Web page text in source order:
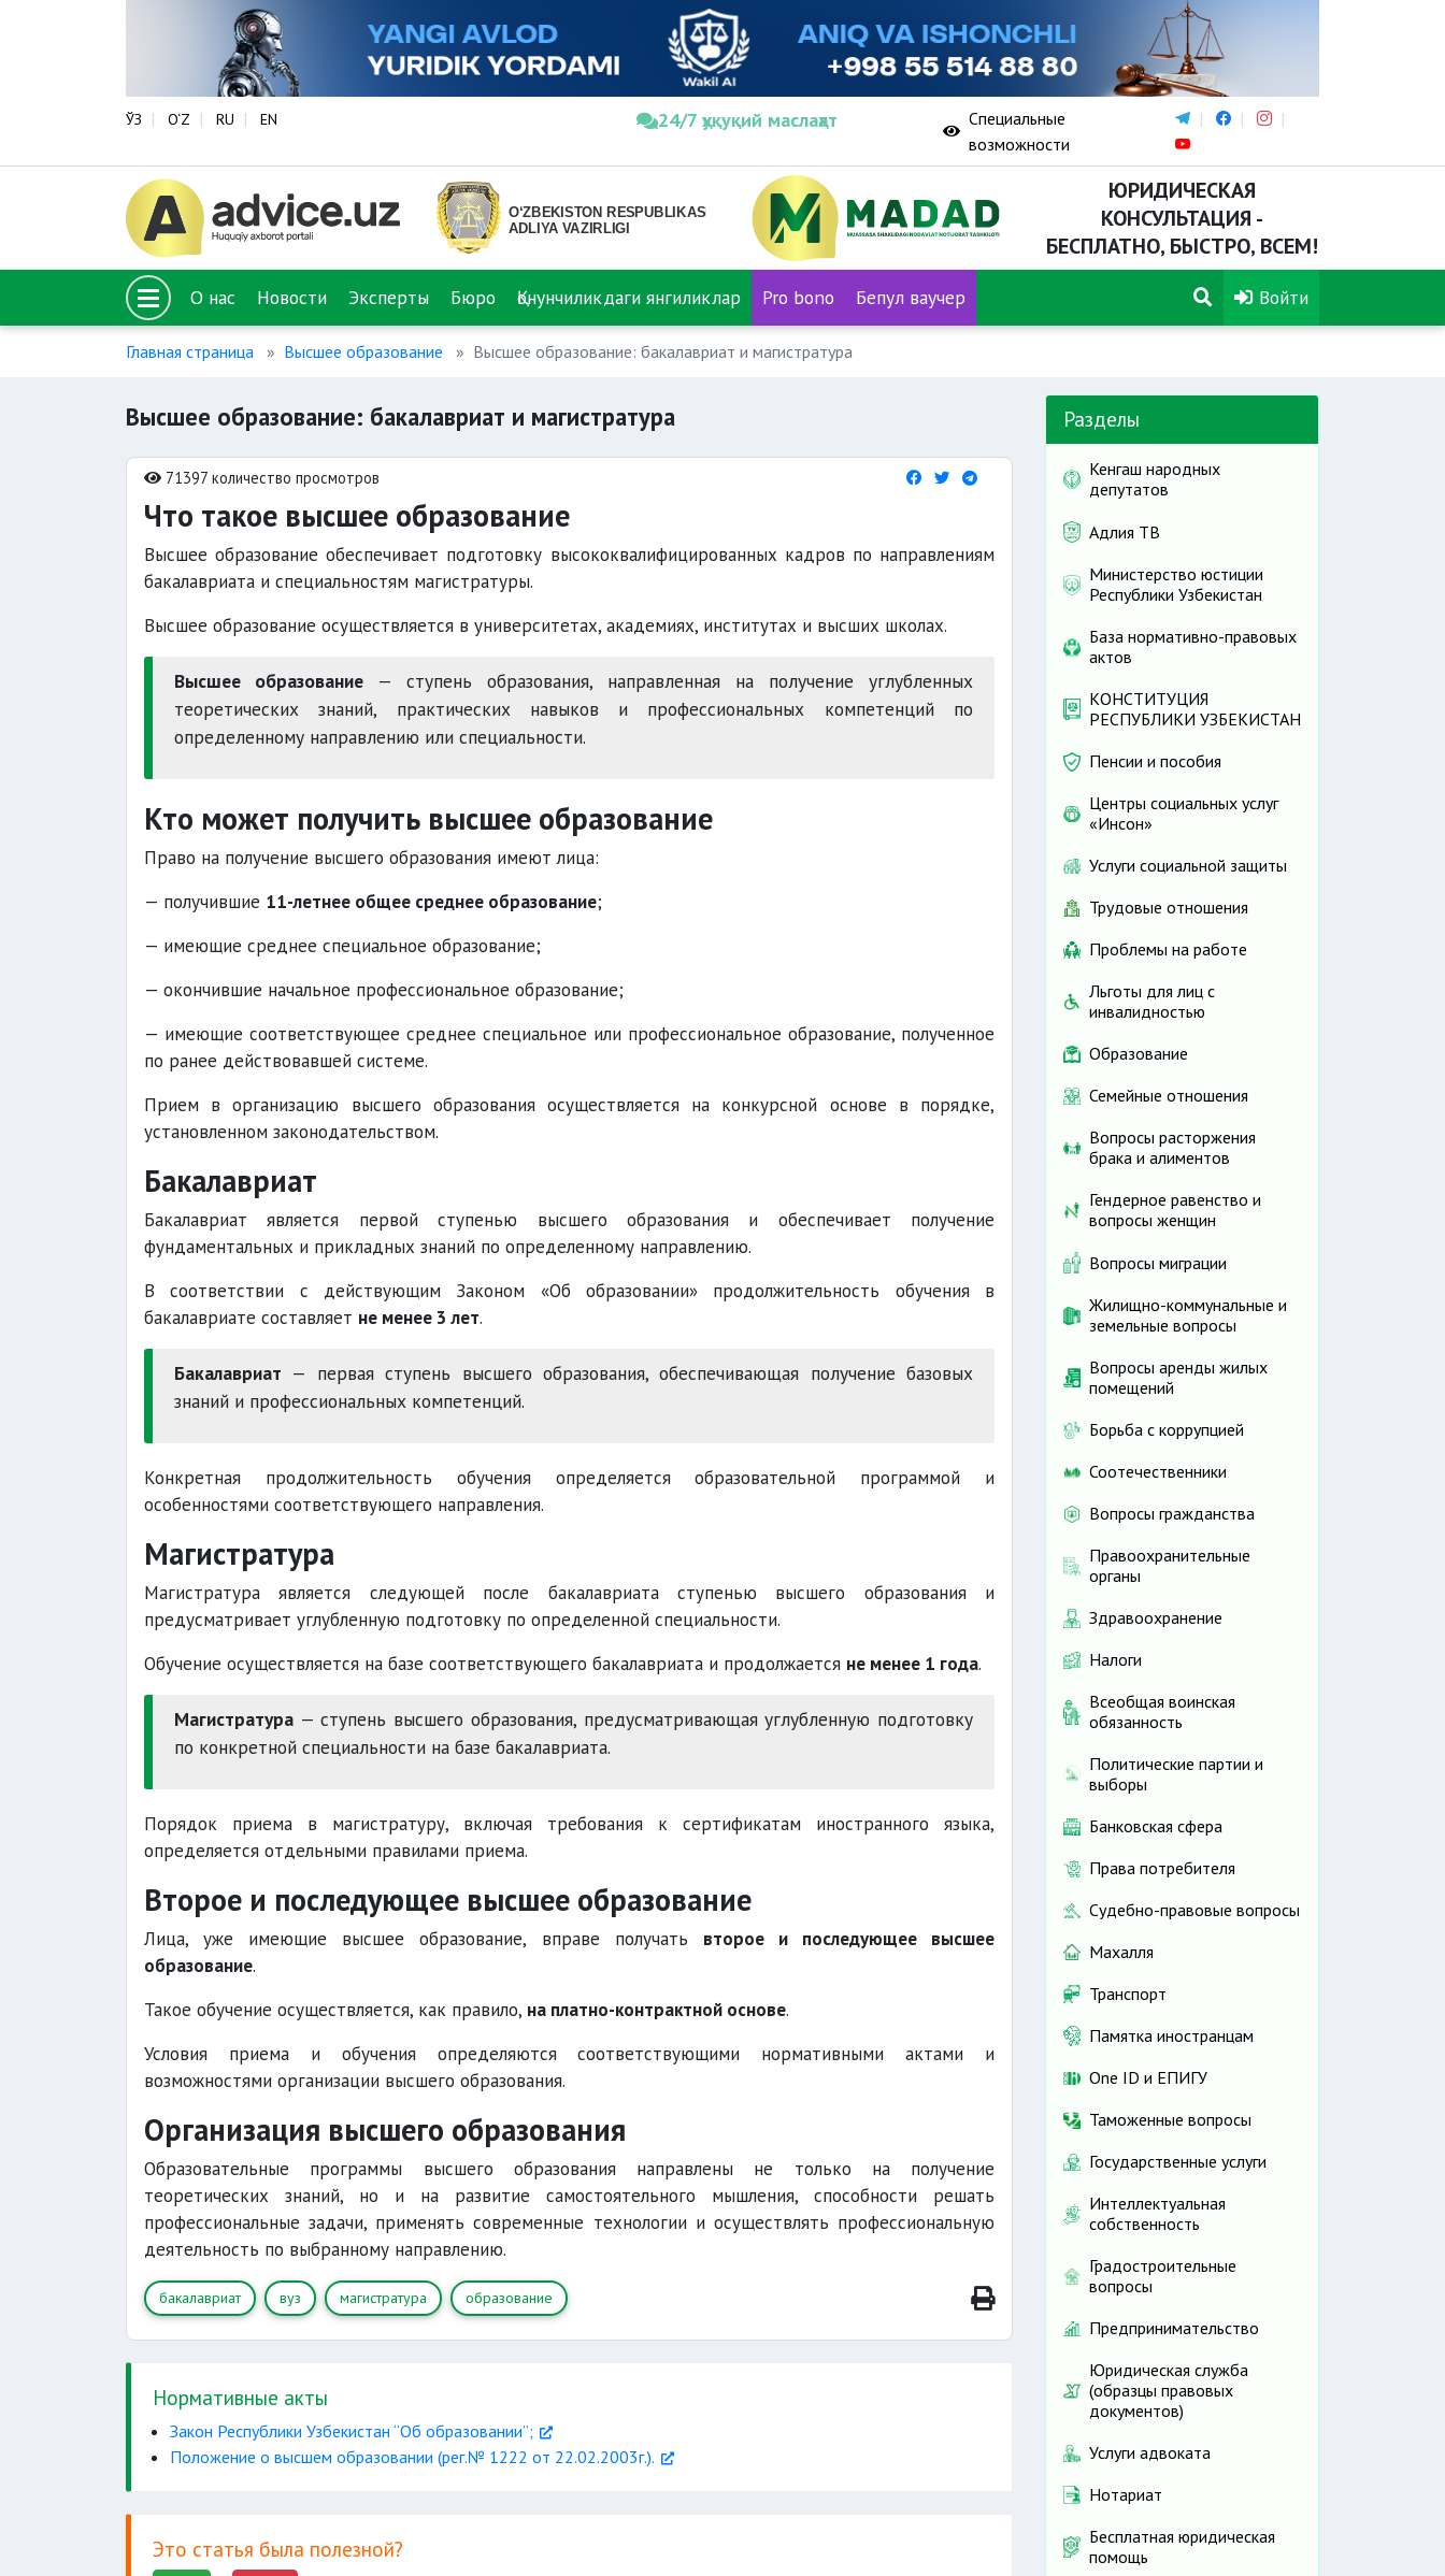
ЎЗ O‘Z RU EN 24/7 ҳуқуқий маслаҳат
Специальные
возможности
ЮРИДИЧЕСКАЯ
КОНСУЛЬТАЦИЯ -
БЕСПЛАТНО, БЫСТРО, ВСЕМ!
О нас Новости Эксперты Бюро Қонунчиликдаги янгиликлар Pro bono Бепул ваучер Войти
Главная страница Высшее образование Высшее образование: бакалавриат и магистратура
Высшее образование: бакалавриат и магистратура
71397 количество просмотров
Что такое высшее образование
Высшее образование обеспечивает подготовку высококвалифицированных кадров по направлениям
бакалавриата и специальностям магистратуры.
Высшее образование осуществляется в университетах, академиях, институтах и высших школах.
Высшее образование — ступень образования, направленная на получение углубленных
теоретических знаний, практических навыков и профессиональных компетенций по
определенному направлению или специальности.
Кто может получить высшее образование
Право на получение высшего образования имеют лица:
— получившие 11-летнее общее среднее образование;
— имеющие среднее специальное образование;
— окончившие начальное профессиональное образование;
— имеющие соответствующее среднее специальное или профессиональное образование, полученное
по ранее действовавшей системе.
Прием в организацию высшего образования осуществляется на конкурсной основе в порядке,
установленном законодательством.
Бакалавриат
Бакалавриат является первой ступенью высшего образования и обеспечивает получение
фундаментальных и прикладных знаний по определенному направлению.
В соответствии с действующим Законом «Об образовании» продолжительность обучения в
бакалавриате составляет не менее 3 лет.
Бакалавриат — первая ступень высшего образования, обеспечивающая получение базовых
знаний и профессиональных компетенций.
Конкретная продолжительность обучения определяется образовательной программой и
особенностями соответствующего направления.
Магистратура
Магистратура является следующей после бакалавриата ступенью высшего образования и
предусматривает углубленную подготовку по определенной специальности.
Обучение осуществляется на базе соответствующего бакалавриата и продолжается не менее 1 года.
Магистратура — ступень высшего образования, предусматривающая углубленную подготовку
по конкретной специальности на базе бакалавриата.
Порядок приема в магистратуру, включая требования к сертификатам иностранного языка,
определяется отдельными правилами приема.
Второе и последующее высшее образование
Лица, уже имеющие высшее образование, вправе получать второе и последующее высшее
образование.
Такое обучение осуществляется, как правило, на платно-контрактной основе.
Условия приема и обучения определяются соответствующими нормативными актами и
возможностями организации высшего образования.
Организация высшего образования
Образовательные программы высшего образования направлены не только на получение
теоретических знаний, но и на развитие самостоятельного мышления, способности решать
профессиональные задачи, применять современные технологии и осуществлять профессиональную
деятельность по выбранному направлению.
бакалавриат вуз магистратура образование
Нормативные акты
Закон Республики Узбекистан “Об образовании”;
Положение о высшем образовании (рег.№ 1222 от 22.02.2003г.).
Это статья была полезной?
Разделы
Кенгаш народных
депутатов
Адлия ТВ
Министерство юстиции
Республики Узбекистан
База нормативно-правовых
актов
КОНСТИТУЦИЯ
РЕСПУБЛИКИ УЗБЕКИСТАН
Пенсии и пособия
Центры социальных услуг
«Инсон»
Услуги социальной защиты
Трудовые отношения
Проблемы на работе
Льготы для лиц с
инвалидностью
Образование
Семейные отношения
Вопросы расторжения
брака и алиментов
Гендерное равенство и
вопросы женщин
Вопросы миграции
Жилищно-коммунальные и
земельные вопросы
Вопросы аренды жилых
помещений
Борьба с коррупцией
Соотечественники
Вопросы гражданства
Правоохранительные
органы
Здравоохранение
Налоги
Всеобщая воинская
обязанность
Политические партии и
выборы
Банковская сфера
Права потребителя
Судебно-правовые вопросы
Махалля
Транспорт
Памятка иностранцам
One ID и ЕПИГУ
Таможенные вопросы
Государственные услуги
Интеллектуальная
собственность
Градостроительные
вопросы
Предпринимательство
Юридическая служба
(образцы правовых
документов)
Услуги адвоката
Нотариат
Бесплатная юридическая
помощь